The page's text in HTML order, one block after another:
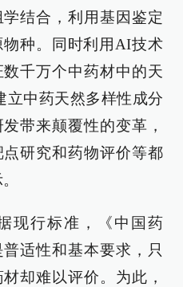
结合，利用基因鉴定
种。同时利用AI技术
千万个中药材中的天
立中药天然多样性成分
带来颠覆性的变革，
研究和药物评价等都
现行标准，《中国药
适性和基本要求，只
却难以评价。为此，